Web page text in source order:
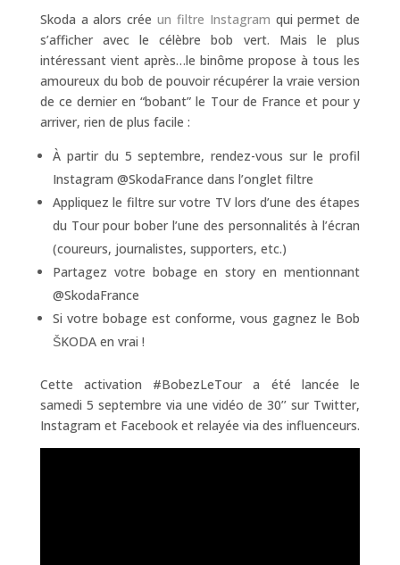
Skoda a alors créeun filtre Instagram qui permet de
s’afficher avec le célèbre bob vert. Mais le plus
intéressant vient après…le binôme propose à tous les
amoureux du bob de pouvoir récupérer la vraie version
de ce dernier en “bobant” le Tour de France et pour y
arriver, rien de plus facile :
À partir du 5 septembre, rendez-vous sur le profil
Instagram @SkodaFrance dans l’onglet filtre
Appliquez le filtre sur votre TV lors d’une des étapes
du Tour pour bober l’une des personnalités à l’écran
(coureurs, journalistes, supporters, etc.)
Partagez votre bobage en story en mentionnant
@SkodaFrance
Si votre bobage est conforme, vous gagnez le Bob
ŠKODA en vrai !
Cette activation #BobezLeTour a été lancée le
samedi 5 septembre via une vidéo de 30’’ sur Twitter,
Instagram et Facebook et relayée via des influenceurs.